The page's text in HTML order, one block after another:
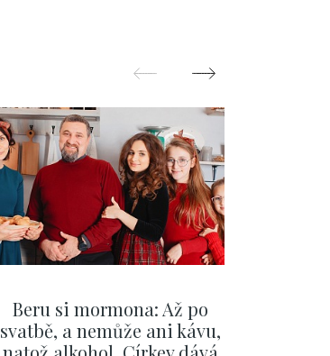
Beru si mormona: Až po
svatbě, a nemůže ani kávu,